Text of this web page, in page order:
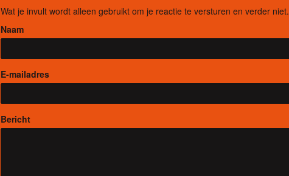
Wat je invult wordt alleen gebruikt om je reactie te versturen en verder niet.
Naam
E-mailadres
Bericht